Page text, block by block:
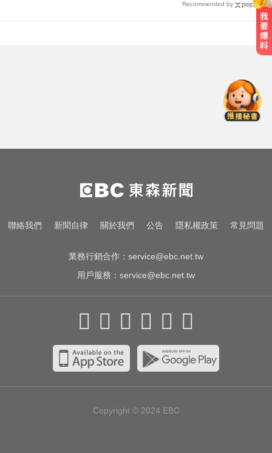
Recommended by
親密照瘋傳 他高調示愛
出國注意！2國拒台人入境、扣護照
遣返 外交部證實了
跌倒竟成致命殺手？醫揭長輩防骨
聯絡我們 新聞自律 關於我們 公告 隱私權政策 常見問題
業務行銷合作： service@ebc.net.tw
用戶服務： service@ebc.net.tw
Copyright © 2024 EBC